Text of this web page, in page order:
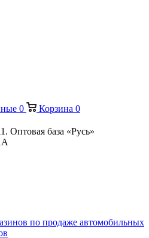
0 Корзина 0
Оптовая база «Русь»